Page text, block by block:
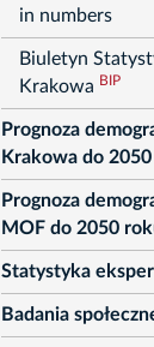
in numbers
Biuletyn
Krakowa BIP
Prognoza
Krakowa do
Prognoza
MOF do 2050
Statystyka
rozwiń
Badania
rozwiń